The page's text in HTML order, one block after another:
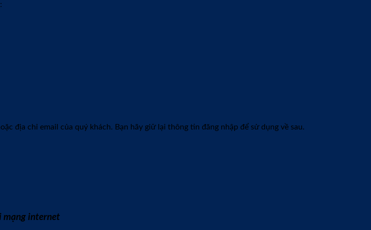
địa chỉ email của quý khách. Bạn hãy giữ lại thông tin đăng nhập để sử dụng về sau.
mạng internet